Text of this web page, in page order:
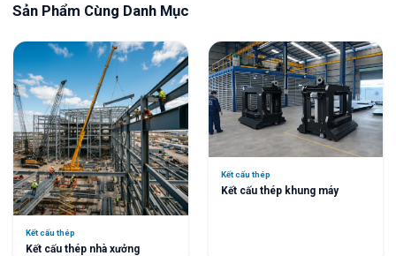
Sản Phẩm Cùng Danh Mục
Kết cấu thép
Kết cấu thép nhà xưởng
Kết cấu thép
Kết cấu thép khung máy